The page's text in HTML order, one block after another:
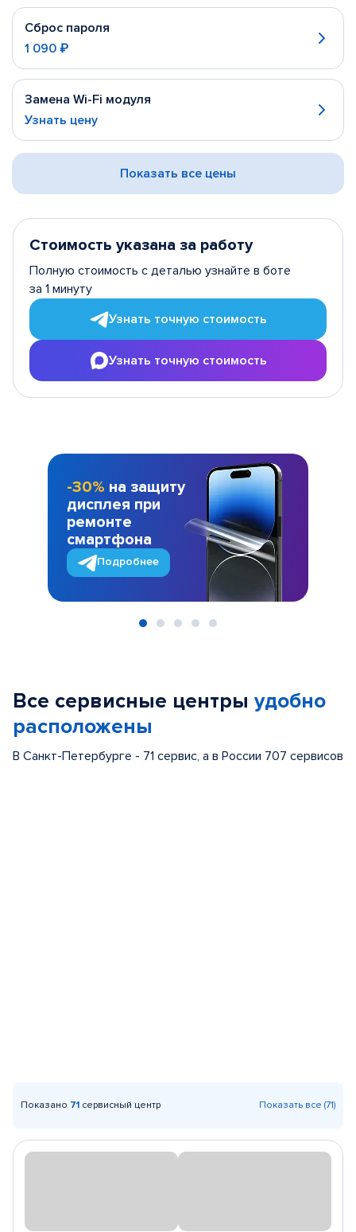
Сброс пароля
1 090 ₽
Замена Wi-Fi модуля
Узнать цену
Показать все цены
Стоимость указана за работу
Полную стоимость с деталью узнайте в боте
за 1 минуту
Узнать точную стоимость
Узнать точную стоимость
-30% на защиту
дисплея при
ремонте
смартфона
Подробнее
Все сервисные центры удобно
расположены
В Санкт-Петербурге - 71 сервис, а в России 707 сервисов
Показано 71 сервисный центр Показать все (71)